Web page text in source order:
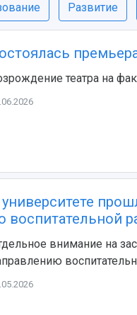
Развитие
театра на
воспитательной
внимание на